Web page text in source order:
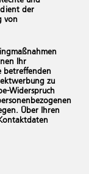
der
von
Ihr
betreffenden
zu
Widerspruch
Über Ihren